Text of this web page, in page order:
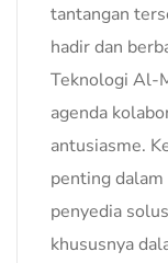
tantangan
hadir dan
Teknologi Al-
agenda
antusiasme.
penting
penyedia
khususnya